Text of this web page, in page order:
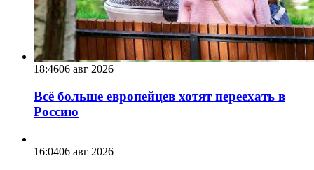
18:4606 авг 2026
Всё больше европейцев хотят переехать в
Россию
16:0406 авг 2026